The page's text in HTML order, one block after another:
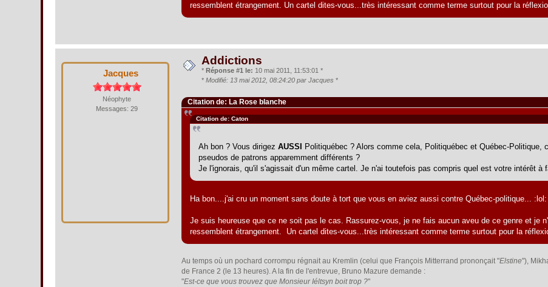
ressemblent étrangement. Un cartel dites-vous...très intéressant comme terme surtout pour la
Jacques
Néophyte
Messages: 29
Addictions
* Réponse #1 le: 10 mai 2011, 11:53:01 *
* Modifié: 13 mai 2012, 08:24:20 par Jacques *
Citation de: La Rose blanche
Citation de: Caton
Ah bon ? Vous dirigezAUSSI
Politiquébec ? Alors comme cela, Politiquébec et Québec-Politique,
pseudos de patrons apparemment différents ?
Je l'ignorais, qu'il s'agissait d'un même cartel. Je n'ai toutefois pas compris quel est votre intérêt à
Ha bon....j'ai cru un moment sans doute à tort que vous en aviez aussi contre Québec-politique... :lol:
Je suis heureuse que ce ne soit pas le cas. Rassurez-vous, je ne fais aucun aveu de ce genre et je
ressemblent étrangement. Un cartel dites-vous...très intéressant comme terme surtout pour la
Au temps où un pochard corrompu régnait au Kremlin (celui que François Mitterrand prononçait "Elstine"),
de France 2 (le 13 heures). A la fin de l'entrevue, Bruno Mazure demande :
"Est-ce que vous trouvez que Monsieur Iéltsyn boit trop ?"